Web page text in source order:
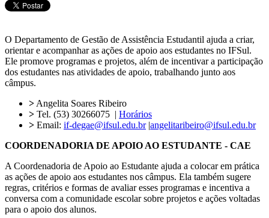
O Departamento de Gestão de Assistência Estudantil ajuda a criar,
orientar e acompanhar as ações de apoio aos estudantes no IFSul.
Ele promove programas e projetos, além de incentivar a participação
dos estudantes nas atividades de apoio, trabalhando junto aos
câmpus.
> Angelita Soares Ribeiro
> Tel. (53) 30266075 | Horários
> Email: if-degae@ifsul.edu.br|angelitaribeiro@ifsul.edu.br
COORDENADORIA DE APOIO AO ESTUDANTE - CAE
A Coordenadoria de Apoio ao Estudante ajuda a colocar em prática
as ações de apoio aos estudantes nos câmpus. Ela também sugere
regras, critérios e formas de avaliar esses programas e incentiva a
conversa com a comunidade escolar sobre projetos e ações voltadas
para o apoio dos alunos.